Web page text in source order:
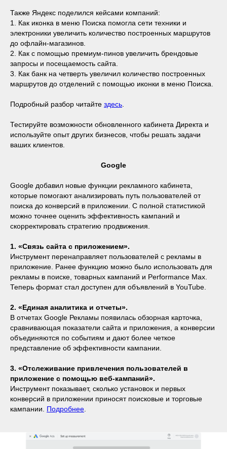
Также Яндекс поделился кейсами компаний:
1. Как иконка в меню Поиска помогла сети техники и
электроники увеличить количество построенных маршрутов
до офлайн-магазинов.
2. Как с помощью премиум-пинов увеличить брендовые
запросы и посещаемость сайта.
3. Как банк на четверть увеличил количество построенных
маршрутов до отделений с помощью иконки в меню Поиска.
Подробный разбор читайте здесь
Тестируйте возможности обновленного кабинета Директа и
используйте опыт других бизнесов, чтобы решать задачи
ваших клиентов.
Google
Google добавил новые функции рекламного кабинета,
которые помогают анализировать путь пользователей от
поиска до конверсий в приложении. С полной статистикой
можно точнее оценить эффективность кампаний и
скорректировать стратегию продвижения.
1. «Связь сайта с приложением».
Инструмент перенаправляет пользователей с рекламы в
приложение. Ранее функцию можно было использовать для
рекламы в поиске, товарных кампаний и Performance Max.
Теперь формат стал доступен для объявлений в YouTube.
2. «Единая аналитика и отчеты».
В отчетах Google Рекламы появилась обзорная карточка,
сравнивающая показатели сайта и приложения, а конверсии
объединяются по событиям и дают более четкое
представление об эффективности кампании.
3. «Отслеживание привлечения пользователей в
приложение с помощью веб-кампаний».
Инструмент показывает, сколько установок и первых
конверсий в приложении приносят поисковые и торговые
кампании. Подробнее